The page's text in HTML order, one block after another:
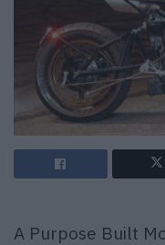
A Purpose Built